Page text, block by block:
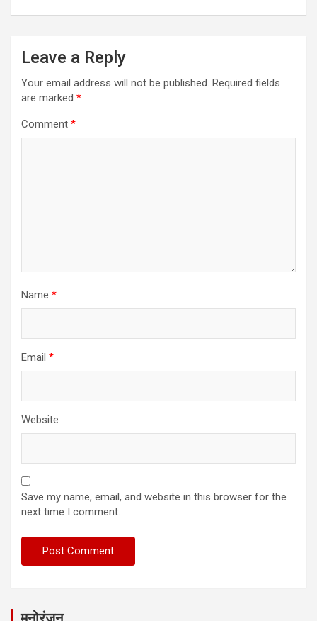
Leave a Reply
Your email address will not be published. Required fields
are marked *
Comment *
Name *
Email *
Website
Save my name, email, and website in this browser for the
next time I comment.